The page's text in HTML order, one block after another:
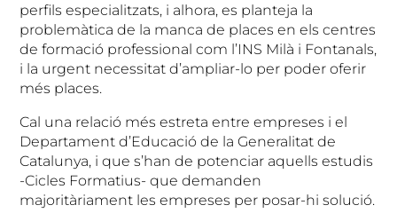
perfils especialitzats, i alhora, es planteja la
problemàtica de la manca de places en els centres
de formació professional com l’INS Milà i Fontanals,
i la urgent necessitat d’ampliar-lo per poder oferir
més places.
Cal una relació més estreta entre empreses i el
Departament d’Educació de la Generalitat de
Catalunya, i que s’han de potenciar aquells estudis
-Cicles Formatius- que demanden
majoritàriament les empreses per posar-hi solució.